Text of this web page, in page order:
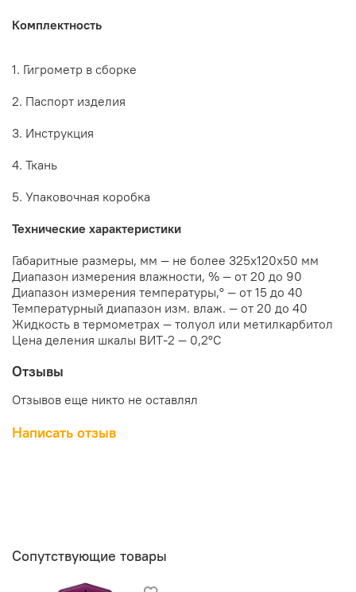
Комплектность
1. Гигрометр в сборке
2. Паспорт изделия
3. Инструкция
4. Ткань
5. Упаковочная коробка
Технические характеристики
Габаритные размеры, мм ― не более 325х120х50 мм
Диапазон измерения влажности, % ― от 20 до 90
Диапазон измерения температуры,° ― от 15 до 40
Температурный диапазон изм. влаж. ― от 20 до 40
Жидкость в термометрах ― толуол или метилкарбитол
Цена деления шкалы ВИТ-2 ― 0,2°С
Отзывы
Отзывов еще никто не оставлял
Написать отзыв
Сопутствующие товары